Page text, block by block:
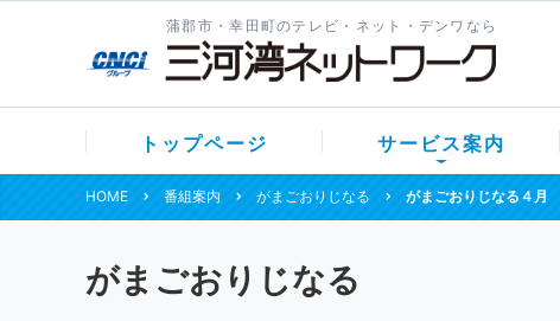
蒲郡市・幸田町のテレビ・ネット・デンワなら
トップページ サービス案内
HOME 番組案内 がまごおりじなる がまごおりじなる４月
がまごおりじなる